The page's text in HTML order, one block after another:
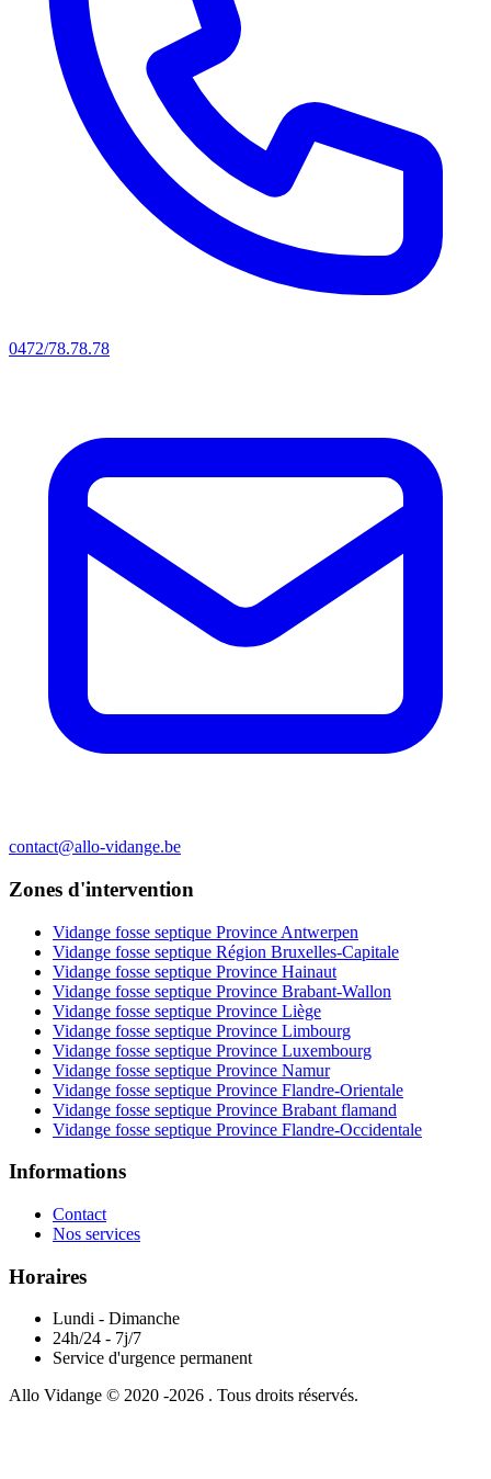
0472/78.78.78
contact@allo-vidange.be
Zones d'intervention
Vidange fosse septique Province Antwerpen
Vidange fosse septique Région Bruxelles-Capitale
Vidange fosse septique Province Hainaut
Vidange fosse septique Province Brabant-Wallon
Vidange fosse septique Province Liège
Vidange fosse septique Province Limbourg
Vidange fosse septique Province Luxembourg
Vidange fosse septique Province Namur
Vidange fosse septique Province Flandre-Orientale
Vidange fosse septique Province Brabant flamand
Vidange fosse septique Province Flandre-Occidentale
Informations
Contact
Nos services
Horaires
Lundi - Dimanche
24h/24 - 7j/7
Service d'urgence permanent
Allo Vidange © 2020 -2026 . Tous droits réservés.